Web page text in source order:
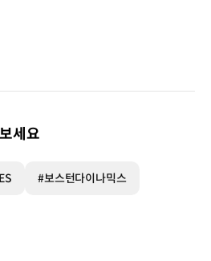
세요
#보스턴다이나믹스